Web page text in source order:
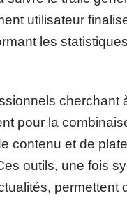
utilisateur
les
cherchant
pour la
contenu et de
outils, une fois
permettent